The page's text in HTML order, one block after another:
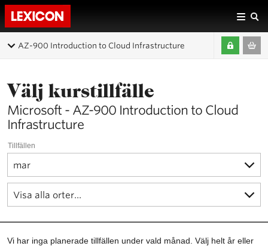
AZ-900 Introduction to Cloud Infrastructure
Välj kurstillfälle
Microsoft - AZ-900 Introduction to Cloud
Infrastructure
Tillfällen
Vi har inga planerade tillfällen under vald månad. Välj helt år eller